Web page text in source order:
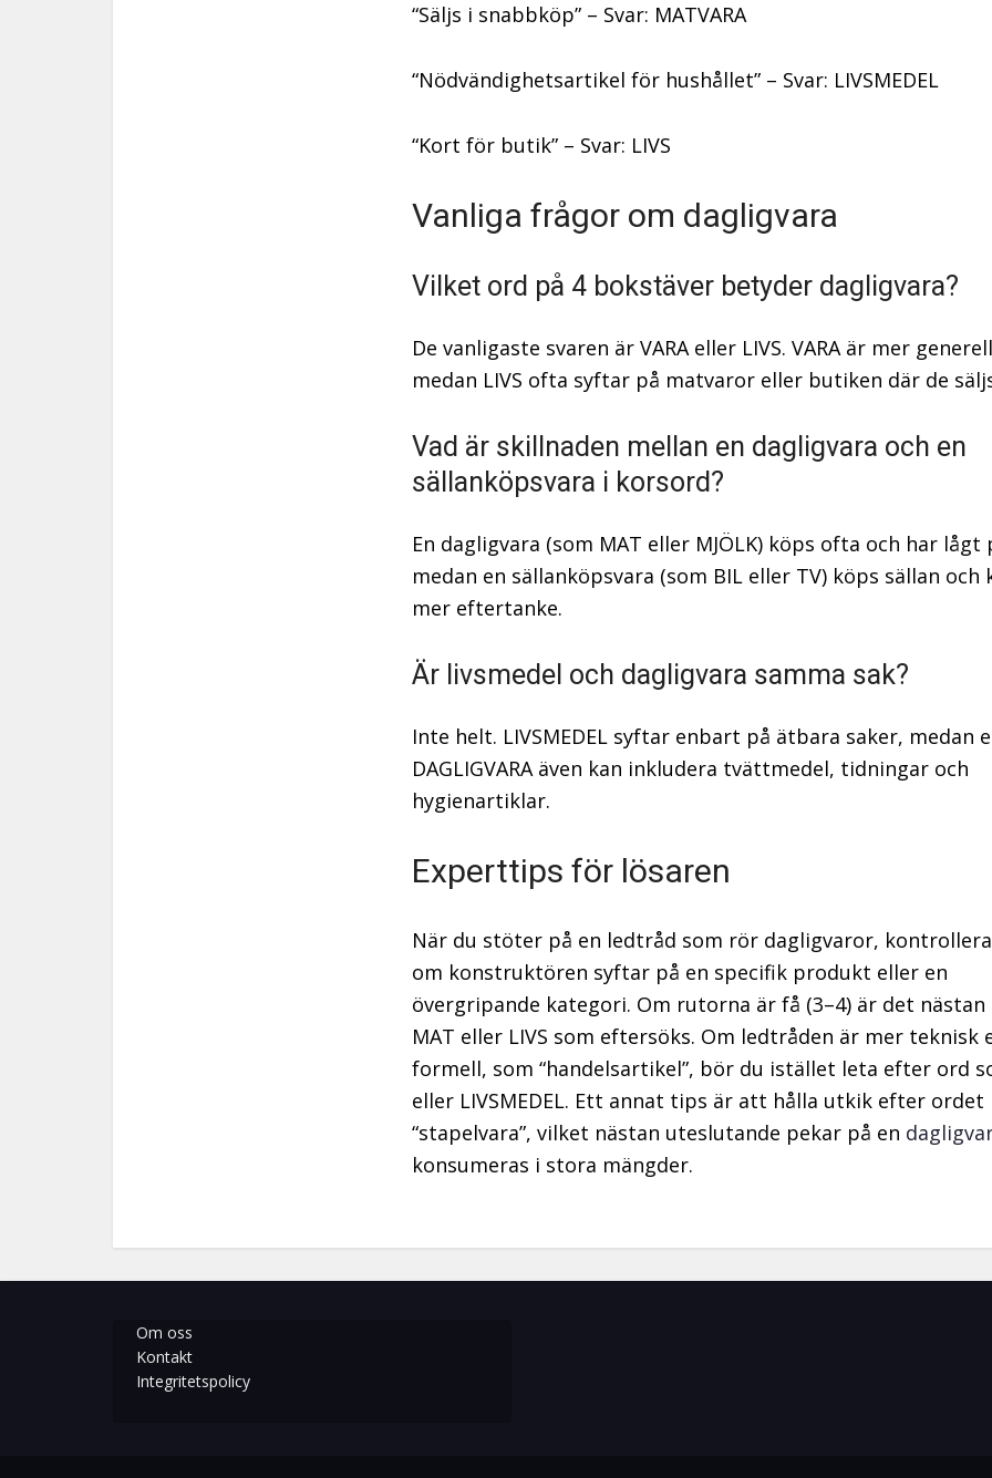
“Säljs i snabbköp” – Svar: MATVARA
“Nödvändighetsartikel för hushållet” – Svar: LIVSMEDEL
“Kort för butik” – Svar: LIVS
Vanliga frågor om dagligvara
Vilket ord på 4 bokstäver betyder dagligvara?
De vanligaste svaren är VARA eller LIVS. VARA är mer
medan LIVS ofta syftar på matvaror eller butiken där de
Vad är skillnaden mellan en dagligvara och en
sällanköpsvara i korsord?
En dagligvara (som MAT eller MJÖLK) köps ofta och har lågt
medan en sällanköpsvara (som BIL eller TV) köps sällan och
mer eftertanke.
Är livsmedel och dagligvara samma sak?
Inte helt. LIVSMEDEL syftar enbart på ätbara saker, medan
DAGLIGVARA även kan inkludera tvättmedel, tidningar och
hygienartiklar.
Experttips för lösaren
När du stöter på en ledtråd som rör dagligvaror,
om konstruktören syftar på en specifik produkt eller en
övergripande kategori. Om rutorna är få (3–4) är det
MAT eller LIVS som eftersöks. Om ledtråden är mer teknisk
formell, som “handelsartikel”, bör du istället leta efter ord
eller LIVSMEDEL. Ett annat tips är att hålla utkik efter ordet
“stapelvara”, vilket nästan uteslutande pekar på en
konsumeras i stora mängder.
Om oss
Kontakt
Integritetspolicy